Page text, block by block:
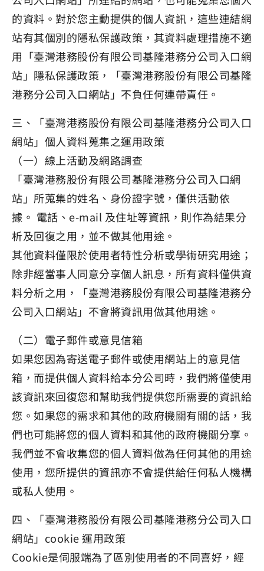
的資料。對於您主動提供的個人資訊，這些連結網
站有其個別的隱私保護政策，其資料處理措施不適
用「臺灣港務股份有限公司基隆港務分公司入口網
站」隱私保護政策，「臺灣港務股份有限公司基隆
港務分公司入口網站」不負任何連帶責任。
三、「臺灣港務股份有限公司基隆港務分公司入口
網站」個人資料蒐集之運用政策
（一）線上活動及網路調查
「臺灣港務股份有限公司基隆港務分公司入口網
站」所蒐集的姓名、身份證字號，僅供活動依
據。 電話、e-mail 及住址等資訊，則作為結果分
析及回復之用，並不做其他用途。
其他資料僅限於使用者特性分析或學術研究用途；
除非經當事人同意分享個人訊息，所有資料僅供資
料分析之用，「臺灣港務股份有限公司基隆港務分
公司入口網站」不會將資訊用做其他用途。
（二）電子郵件或意見信箱
如果您因為寄送電子郵件或使用網站上的意見信
箱，而提供個人資料給本分公司時，我們將僅使用
該資訊來回復您和幫助我們提供您所需要的資訊給
您。如果您的需求和其他的政府機關有關的話，我
們也可能將您的個人資料和其他的政府機關分享。
我們並不會收集您的個人資料做為任何其他的用途
使用，您所提供的資訊亦不會提供給任何私人機構
或私人使用。
四、「臺灣港務股份有限公司基隆港務分公司入口
網站」cookie 運用政策
Cookie是伺服端為了區別使用者的不同喜好，經